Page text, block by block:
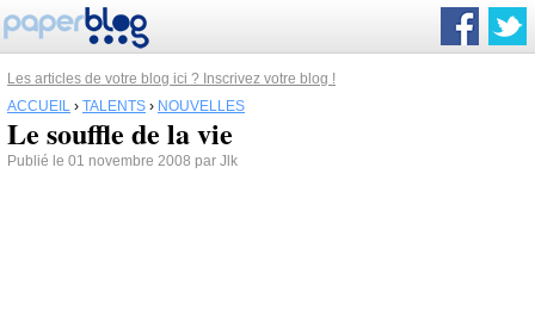
Les articles de votre blog ici ? Inscrivez votre blog !
ACCUEIL › TALENTS › NOUVELLES
Le souffle de la vie
Publié le 01 novembre 2008 par Jlk